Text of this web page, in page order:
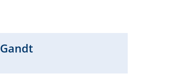
Gandt